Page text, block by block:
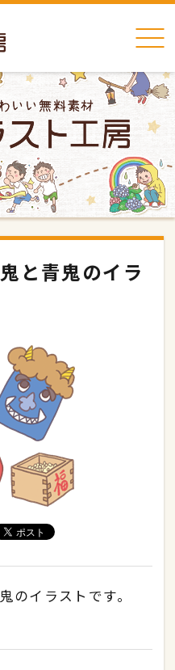
と青鬼のイラ
のイラストです。